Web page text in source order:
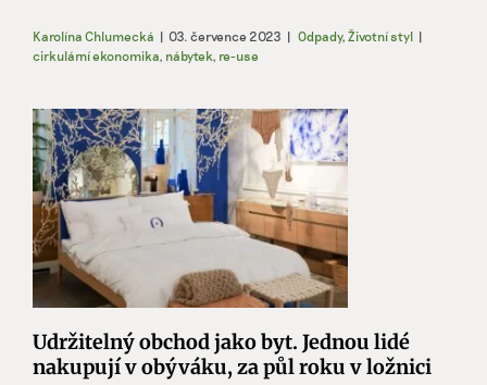
Karolína Chlumecká | 03. července 2023 | Odpady, Životní styl |
cirkulární ekonomika, nábytek, re-use
Udržitelný obchod jako byt. Jednou lidé
nakupují v obýváku, za půl roku v ložnici